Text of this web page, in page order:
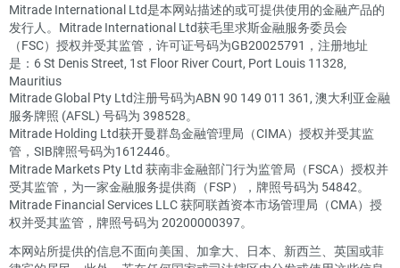
Mitrade International Ltd是本网站描述的或可提供使用的金融产品的
发行人。Mitrade International Ltd获毛里求斯金融服务委员会
（FSC）授权并受其监管，许可证号码为GB20025791，注册地址
是：6 St Denis Street, 1st Floor River Court, Port Louis 11328,
Mauritius
Mitrade Global Pty Ltd注册号码为ABN 90 149 011 361, 澳大利亚金融
服务牌照 (AFSL) 号码为 398528。
Mitrade Holding Ltd获开曼群岛金融管理局（CIMA）授权并受其监
管，SIB牌照号码为1612446。
Mitrade Markets Pty Ltd 获南非金融部门行为监管局（FSCA）授权并
受其监管，为一家金融服务提供商（FSP），牌照号码为 54842。
Mitrade Financial Services LLC 获阿联酋资本市场管理局（CMA）授
权并受其监管，牌照号码为 20200000397。
本网站所提供的信息不面向美国、加拿大、日本、新西兰、英国或菲